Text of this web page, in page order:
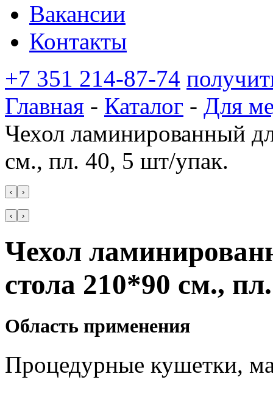
Вакансии
Контакты
+7 351 214-87-74
Главная - Каталог - Для
Чехол ламинированный
см., пл. 40, 5 шт/упак.
‹ ›
‹ ›
Чехол
стола 210*90 см.,
Область применения
Процедурные кушетки,